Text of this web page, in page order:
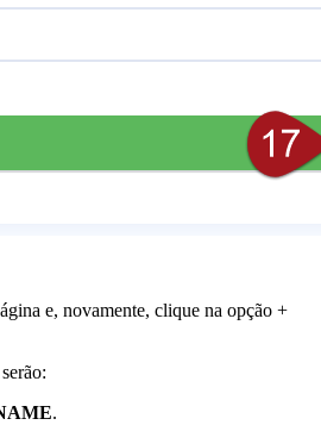
e, novamente, clique na opção +
.